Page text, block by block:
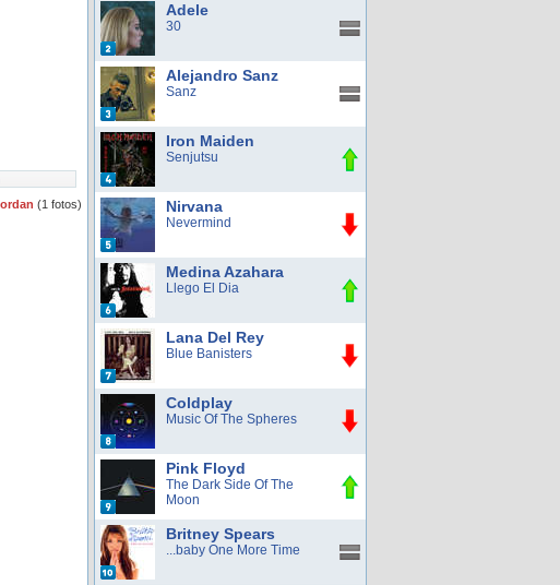
(1 fotos)
Adele
30
Alejandro Sanz
Sanz
Iron Maiden
Senjutsu
Nirvana
Nevermind
Medina Azahara
Llego El Dia
Lana Del Rey
Blue Banisters
Coldplay
Music Of The Spheres
Pink Floyd
The Dark Side Of The
Moon
Britney Spears
...baby One More Time